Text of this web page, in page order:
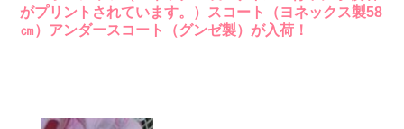
がプリントされています。）スコート（ヨネックス製58
㎝）アンダースコート（グンゼ製）が入荷！